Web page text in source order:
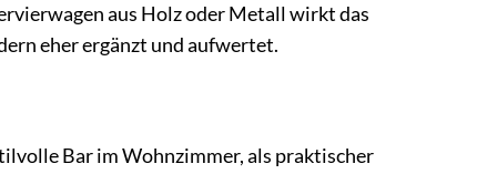
aus Holz oder Metall wirkt das
eher ergänzt und aufwertet.
Bar im Wohnzimmer, als praktischer